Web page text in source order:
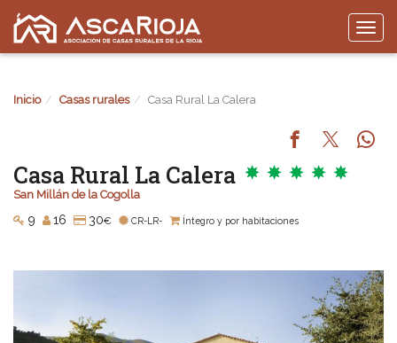
Inicio Casas rurales Casa Rural La Calera
Casa Rural La Calera
San Millán de la Cogolla
9 16 30€ CR-LR- Íntegro y por habitaciones